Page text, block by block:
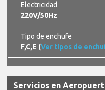
Electricidad
220V/50Hz
Tipo de enchufe
F,C,E (Ver tipos de
Servicios en